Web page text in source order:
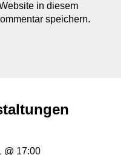
in diesem
speichern.
@ 17:00